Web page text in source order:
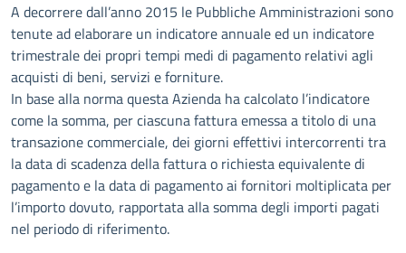
A decorrere dall’anno 2015 le Pubbliche Amministrazioni sono
tenute ad elaborare un indicatore annuale ed un indicatore
trimestrale dei propri tempi medi di pagamento relativi agli
acquisti di beni, servizi e forniture.
In base alla norma questa Azienda ha calcolato l’indicatore
come la somma, per ciascuna fattura emessa a titolo di una
transazione commerciale, dei giorni effettivi intercorrenti tra
la data di scadenza della fattura o richiesta equivalente di
pagamento e la data di pagamento ai fornitori moltiplicata per
l’importo dovuto, rapportata alla somma degli importi pagati
nel periodo di riferimento.